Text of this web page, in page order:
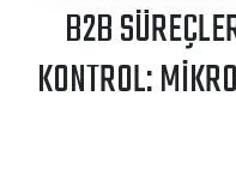
B2B
KONTROL: